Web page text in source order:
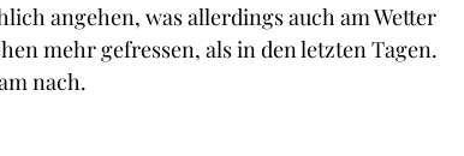
angehen, was allerdings auch am Wetter
mehr gefressen, als in den letzten Tagen.
nach.